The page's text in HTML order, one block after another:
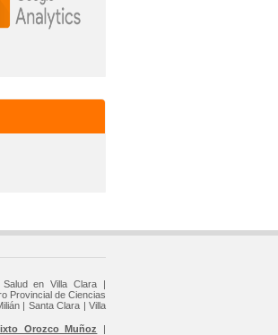
Salud en Villa Clara |
Provincial de Ciencias
| Santa Clara | Villa
Orozco Muñoz |